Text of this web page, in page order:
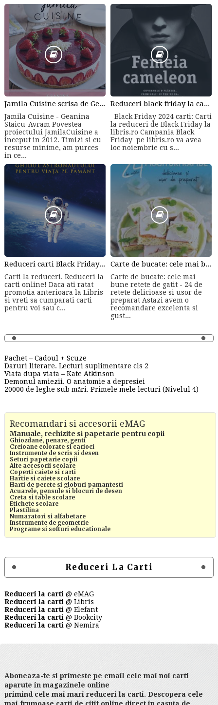
Jamila Cuisine scrisa de Geanina Staicu-Avram
Jamila Cuisine - Geanina
Staicu-Avram Povestea
proiectului JamilaCuisine a
inceput in 2012. Timizi si cu
resurse minime, am purces
in ce...
Reduceri black friday la carti online
Black Friday 2024 carti: Carti
la reduceri de Black Friday la
libris.ro Campania Black
Friday pe libris.ro va avea
loc noiembrie cu s...
Reduceri carti Black Friday :-)
Carti la reduceri. Reduceri la
carti online! Daca ati ratat
promotia anterioara la Libris
si vreti sa cumparati carti
pentru voi sau c...
Carte de bucate: cele mai bune retete de gatit - 24 de retete delicioase si usor de preparat de Laura Adamache
Carte de bucate: cele mai
bune retete de gatit - 24 de
retete delicioase si usor de
preparat Astazi avem o
recomandare excelenta si
gust...
Pachet – Cadoul + Scuze
Daruri literare. Lecturi suplimentare cls 2
Viata dupa viata – Kate Atkinson
Demonul amiezii. O anatomie a depresiei
20000 de leghe sub mări. Primele mele lecturi (Nivelul 4)
Recomandari si accesorii eMAG
Manuale, rechizite si papetarie pentru copii
Ghiozdane, penare, genti
Creioane colorate si carioci
Instrumente de scris si desen
Seturi papetarie copii
Alte accesorii scolare
Coperti caiete si carti
Hartie si caiete scolare
Harti de perete si globuri pamantesti
Acuarele, pensule si blocuri de desen
Creta si table scolare
Etichete scolare
Plastilina
Numaratori si alfabetare
Instrumente de geometrie
Programe si softuri educationale
Reduceri La Carti
Reduceri la carti @ eMAG
Reduceri la carti @ Libris
Reduceri la carti @ Elefant
Reduceri la carti @ Bookcity
Reduceri la carti @ Nemira
Aboneaza-te si primeste pe email cele mai noi carti
aparute in magazinele online
primind cele mai mari reduceri la carti. Descopera cele